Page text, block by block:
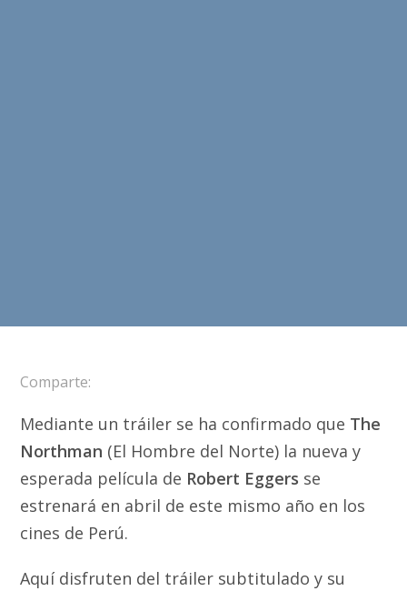
Comparte:
Mediante un tráiler se ha confirmado que The
Northman (El Hombre del Norte) la nueva y
esperada película de Robert Eggers se
estrenará en abril de este mismo año en los
cines de Perú.
Aquí disfruten del tráiler subtitulado y su